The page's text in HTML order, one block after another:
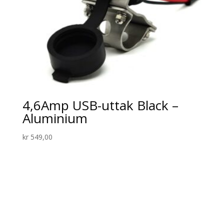
4,6Amp USB-uttak Black –
Aluminium
kr549,00